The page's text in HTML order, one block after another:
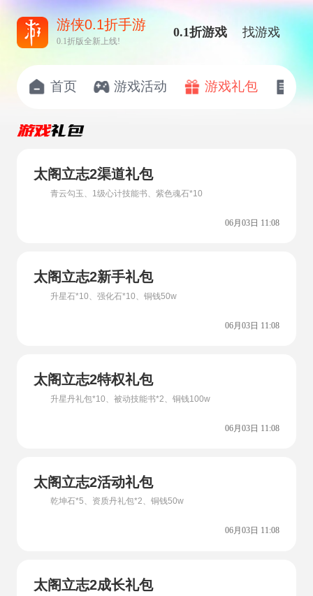
游侠0.1折手游
0.1折版全新上线!
0.1折游戏 找游戏
首页 游戏活动 游戏礼包 开
太阁立志2渠道礼包
青云勾玉、1级心计技能书、紫色魂石*10
06月03日 11:08
太阁立志2新手礼包
升星石*10、强化石*10、铜钱50w
06月03日 11:08
太阁立志2特权礼包
升星丹礼包*10、被动技能书*2、铜钱100w
06月03日 11:08
太阁立志2活动礼包
乾坤石*5、资质丹礼包*2、铜钱50w
06月03日 11:08
太阁立志2成长礼包